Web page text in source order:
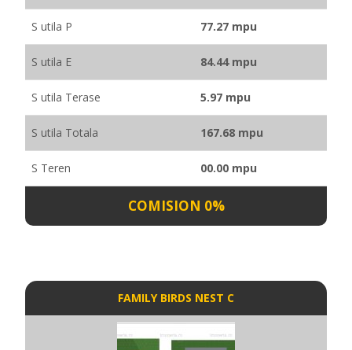
S utila P 77.27 mpu
S utila E 84.44 mpu
S utila Terase 5.97 mpu
S utila Totala 167.68 mpu
S Teren 00.00 mpu
COMISION 0%
FAMILY BIRDS NEST C